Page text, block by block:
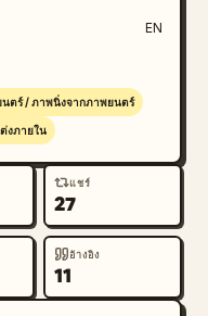
EN
ตร์ / ภาพนิ่งจากภาพยนตร์
งภายใน
แชร์
27
อ้างอิง
11